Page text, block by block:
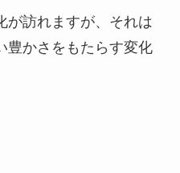
が訪れますが、それは
豊かさをもたらす変化